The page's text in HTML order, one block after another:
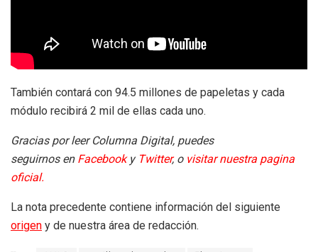
También contará con 94.5 millones de papeletas y cada
módulo recibirá 2 mil de ellas cada uno.
Gracias por leer Columna Digital, puedes
seguirnos en Facebook y Twitter, o visitar nuestra pagina
oficial.
La nota precedente contiene información del siguiente
origen y de nuestra área de redacción.